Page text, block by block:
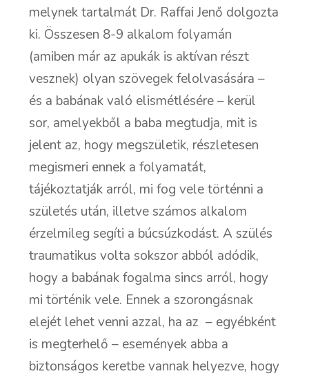
melynek tartalmát Dr. Raffai Jenő dolgozta
ki. Összesen 8-9 alkalom folyamán
(amiben már az apukák is aktívan részt
vesznek) olyan szövegek felolvasására –
és a babának való elismétlésére – kerül
sor, amelyekből a baba megtudja, mit is
jelent az, hogy megszületik, részletesen
megismeri ennek a folyamatát,
tájékoztatják arról, mi fog vele történni a
születés után, illetve számos alkalom
érzelmileg segíti a búcsúzkodást. A szülés
traumatikus volta sokszor abból adódik,
hogy a babának fogalma sincs arról, hogy
mi történik vele. Ennek a szorongásnak
elejét lehet venni azzal, ha az – egyébként
is megterhelő – események abba a
biztonságos keretbe vannak helyezve, hogy